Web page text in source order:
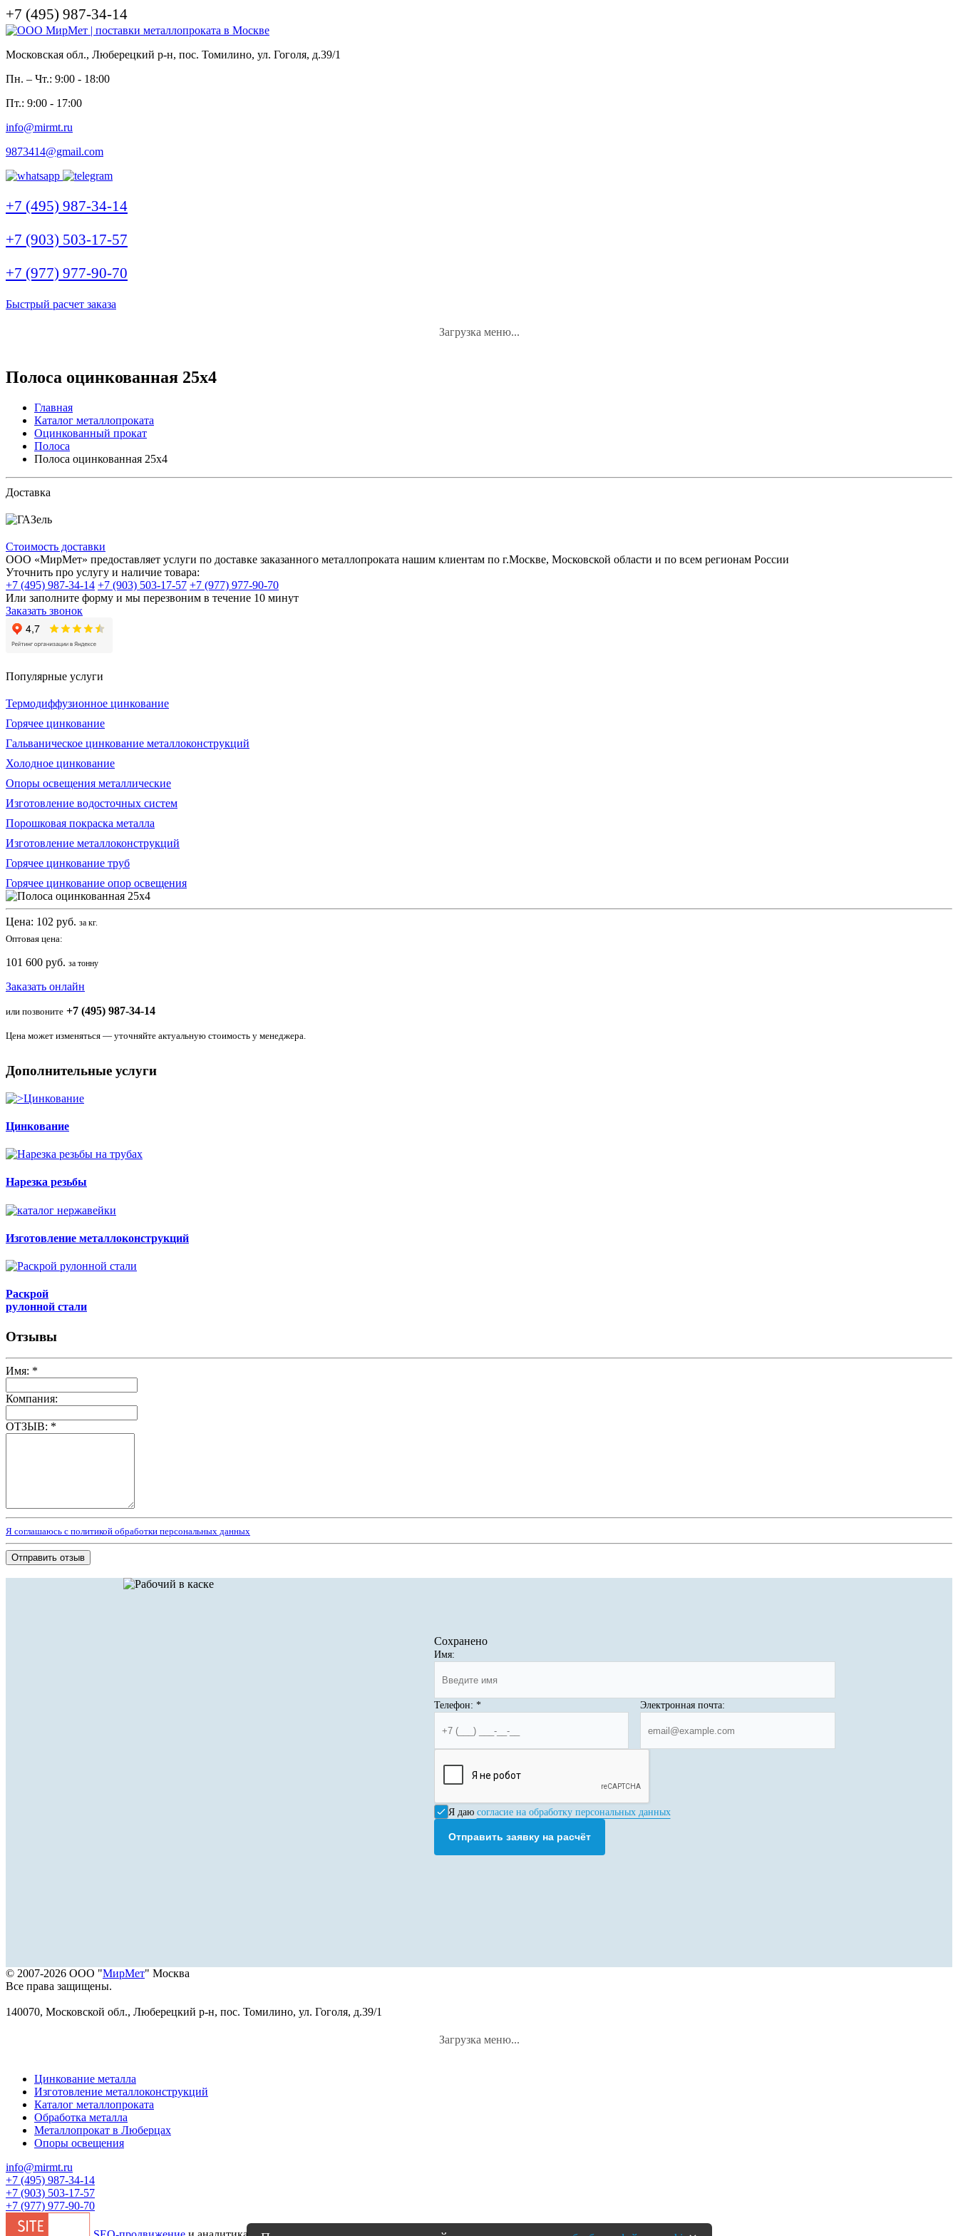
+7 (495) 987-34-14
Московская обл., Люберецкий р-н, пос. Томилино, ул. Гоголя, д.39/1
Пн. – Чт.: 9:00 - 18:00
Пт.: 9:00 - 17:00
info@mirmt.ru
9873414@gmail.com
+7 (495) 987-34-14
+7 (903) 503-17-57
+7 (977) 977-90-70
Быстрый расчет заказа
Загрузка меню...
Полоса оцинкованная 25х4
Главная
Каталог металлопроката
Оцинкованный прокат
Полоса
Полоса оцинкованная 25х4
Доставка
Стоимость доставки
ООО «МирМет» предоставляет услуги по доставке заказанного металлопроката нашим клиентам по г.Москве, Московской области и по всем регионам России
Уточнить про услугу и наличие товара:
+7 (495) 987-34-14 +7 (903) 503-17-57 +7 (977) 977-90-70
Или заполните форму и мы перезвоним в течение 10 минут
Заказать звонок
Популярные услуги
Термодиффузионное цинкование
Горячее цинкование
Гальваническое цинкование металлоконструкций
Холодное цинкование
Опоры освещения металлические
Изготовление водосточных систем
Порошковая покраска металла
Изготовление металлоконструкций
Горячее цинкование труб
Горячее цинкование опор освещения
Цена: 102 руб. за кг.
Оптовая цена:
101 600 руб. за тонну
Заказать онлайн
или позвоните +7 (495) 987-34-14
Цена может изменяться — уточняйте актуальную стоимость у менеджера.
Дополнительные услуги
Цинкование
Нарезка резьбы
Изготовление металлоконструкций
Раскрой
рулонной стали
Отзывы
Имя: *
Компания:
ОТЗЫВ: *
Я соглашаюсь с политикой обработки персональных данных
Отправить отзыв
Сохранено
Имя:
Телефон: * Электронная почта:
Я даю согласие на обработку персональных данных
Отправить заявку на расчёт
© 2007-2026 ООО "МирМет" Москва
Все права защищены.
140070, Московской обл., Люберецкий р-н, пос. Томилино, ул. Гоголя, д.39/1
Загрузка меню...
Цинкование металла
Изготовление металлоконструкций
Каталог металлопроката
Обработка металла
Металлопрокат в Люберцах
Опоры освещения
info@mirmt.ru
+7 (495) 987-34-14
+7 (903) 503-17-57
+7 (977) 977-90-70